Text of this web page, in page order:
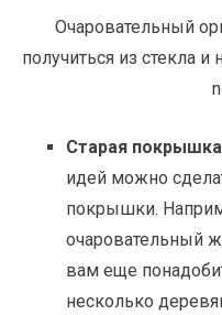
Очаровательный
получиться из стекла
Старая покрышка
идей можно
покрышки.
очаровательный
вам еще
несколько